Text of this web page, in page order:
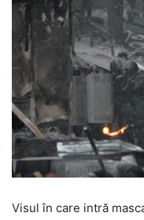
Visul în care intră